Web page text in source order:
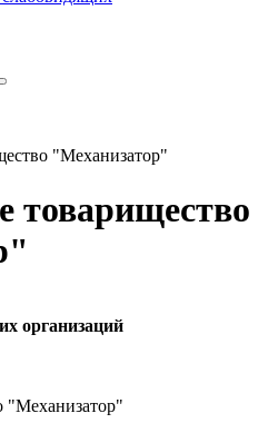
"Механизатор"
товарищество
организаций
"Механизатор"